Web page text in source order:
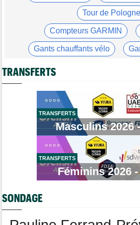
Tour de France Femmes
Chaînes et horaires… La diffusion TV de la
Tour de France Femmes
Pauline Ferrand-Prévot a abandonné le
Felix Gall : "Ma 1ère victoire sur un
Cyclism’Actu recrute des rédacteurs…
Transfert
Lotto-Intermarché fait passer pro trois
Transfert
Joe Blackmore devrait signer chez une
Route
Émilien Jacquelin va faire ses débuts en
La sélection française pour les
Tour de Pologne
Compteurs GARMIN
Gants chauffants vélo
Casque ABUS
TRANSFERTS
TRANSFERTS
Masculins 2026
TRANSFERTS
Féminins 2026 -
SONDAGE